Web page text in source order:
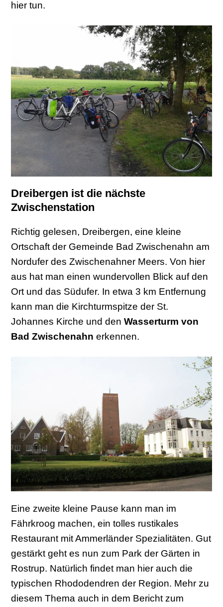
hier tun.
Dreibergen ist die nächste
Zwischenstation
Richtig gelesen, Dreibergen, eine kleine
Ortschaft der Gemeinde Bad Zwischenahn am
Nordufer des Zwischenahner Meers. Von hier
aus hat man einen wundervollen Blick auf den
Ort und das Südufer. In etwa 3 km Entfernung
kann man die Kirchturmspitze der St.
Johannes Kirche und den Wasserturm von
Bad Zwischenahn erkennen.
Eine zweite kleine Pause kann man im
Fährkroog machen, ein tolles rustikales
Restaurant mit Ammerländer Spezialitäten. Gut
gestärkt geht es nun zum Park der Gärten in
Rostrup. Natürlich findet man hier auch die
typischen Rhododendren der Region. Mehr zu
diesem Thema auch in dem Bericht zum